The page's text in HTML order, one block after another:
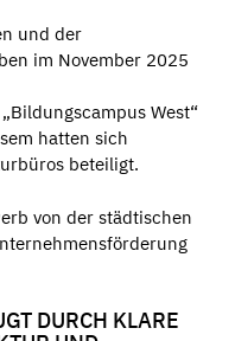
und der
im November 2025
West“
hatten sich
beteiligt.
von der städtischen
DURCH KLARE